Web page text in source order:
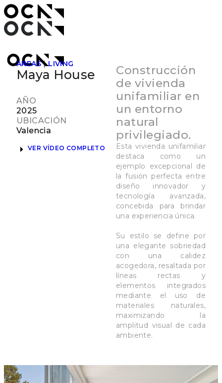
ÁREAS|LIVING
Maya House
AÑO
2025
UBICACIÓN
Valencia
VER VÍDEO COMPLETO
Construcción
de vivienda
unifamiliar en
un entorno
natural
privilegiado.
Esta vivienda unifamiliar
destaca como un
ejemplo excepcional de
la fusión perfecta entre
diseño innovador y
tecnología avanzada,
concebida para brindar
una experiencia única.
Su estilo se define por
una elegante sobriedad
con una calidez
acogedora, resaltada por
líneas rectas y
elementos integrados
mediante el uso de
materiales naturales,
maximizando la
amplitud visual de cada
ambiente.